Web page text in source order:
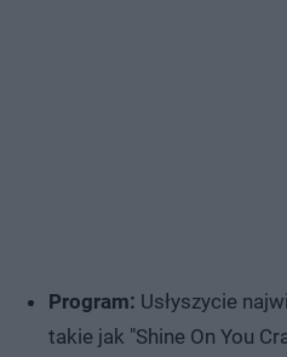
Program: Usłyszycie
takie jak "Shine On You